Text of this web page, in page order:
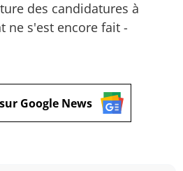
des candidatures à
ne s'est encore fait
Google News